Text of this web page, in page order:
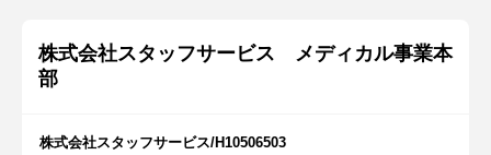
株式会社スタッフサービス メディカル事業本
部
株式会社スタッフサービス/H10506503